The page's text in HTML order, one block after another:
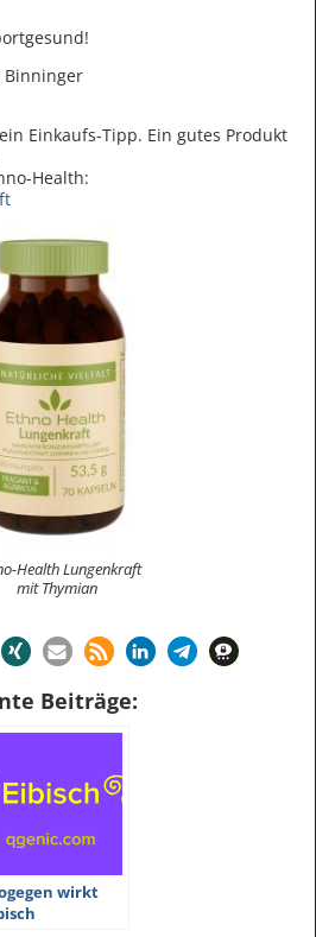
Binninger
Einkaufs-Tipp. Ein gutes Produkt
Health:
Health Lungenkraft
mit Thymian
Beiträge:
wirkt